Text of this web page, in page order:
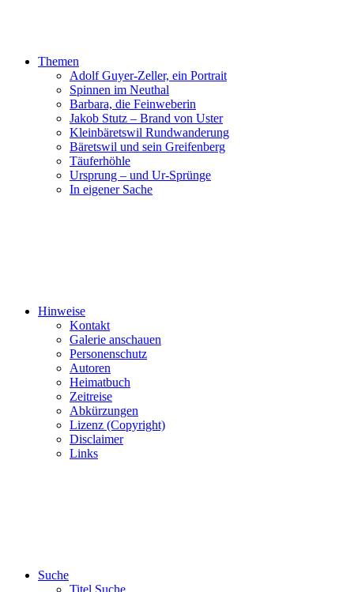
Themen
Adolf Guyer-Zeller, ein Portrait
Spinnen im Neuthal
Barbara, die Feinweberin
Jakob Stutz – Brand von Uster
Kleinbäretswil Rundwanderung
Bäretswil und sein Greifenberg
Täuferhöhle
Ursprung – und Ur-Sprünge
In eigener Sache
Hinweise
Kontakt
Galerie anschauen
Personenschutz
Autoren
Heimatbuch
Zeitreise
Abkürzungen
Lizenz (Copyright)
Disclaimer
Links
Suche
Titel Suche